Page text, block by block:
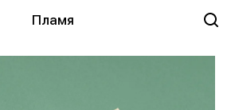
Пламя